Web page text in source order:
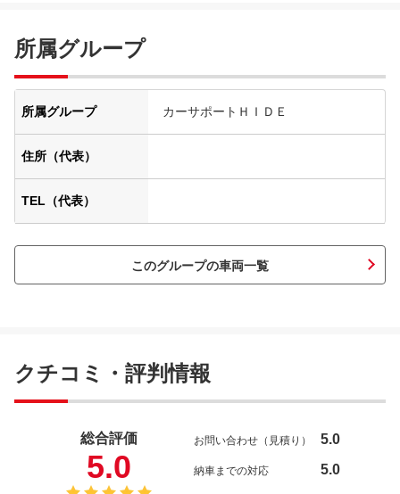
所属グループ
所属グループ カーサポートＨＩＤＥ
住所（代表）
TEL（代表）
このグループの車両一覧
クチコミ・評判情報
総合評価
5.0
お問い合わせ（見積り） 5.0
納車までの対応 5.0